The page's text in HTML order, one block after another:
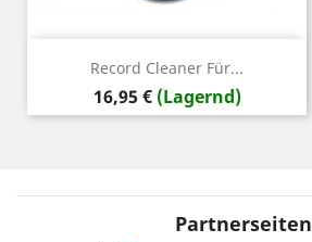
Record Cleaner Für...
Preis
16,95 € (Lagernd)
Partnerseiten